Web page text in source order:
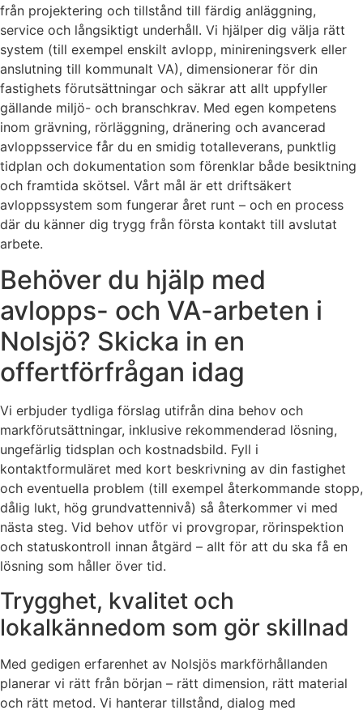
från projektering och tillstånd till färdig anläggning,
service och långsiktigt underhåll. Vi hjälper dig välja rätt
system (till exempel enskilt avlopp, minireningsverk eller
anslutning till kommunalt VA), dimensionerar för din
fastighets förutsättningar och säkrar att allt uppfyller
gällande miljö- och branschkrav. Med egen kompetens
inom grävning, rörläggning, dränering och avancerad
avloppsservice får du en smidig totalleverans, punktlig
tidplan och dokumentation som förenklar både besiktning
och framtida skötsel. Vårt mål är ett driftsäkert
avloppssystem som fungerar året runt – och en process
där du känner dig trygg från första kontakt till avslutat
arbete.
Behöver du hjälp med
avlopps- och VA-arbeten i
Nolsjö? Skicka in en
offertförfrågan idag
Vi erbjuder tydliga förslag utifrån dina behov och
markförutsättningar, inklusive rekommenderad lösning,
ungefärlig tidsplan och kostnadsbild. Fyll i
kontaktformuläret med kort beskrivning av din fastighet
och eventuella problem (till exempel återkommande stopp,
dålig lukt, hög grundvattennivå) så återkommer vi med
nästa steg. Vid behov utför vi provgropar, rörinspektion
och statuskontroll innan åtgärd – allt för att du ska få en
lösning som håller över tid.
Trygghet, kvalitet och
lokalkännedom som gör skillnad
Med gedigen erfarenhet av Nolsjös markförhållanden
planerar vi rätt från början – rätt dimension, rätt material
och rätt metod. Vi hanterar tillstånd, dialog med